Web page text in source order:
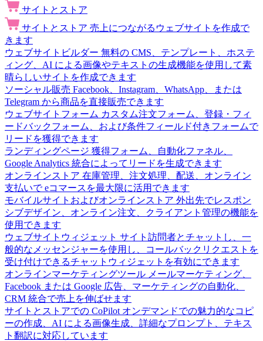
サイトとストア
サイトとストア 売上につながるウェブサイトを作成で
きます
ウェブサイトビルダー 無料の CMS、テンプレート、ホステ
ィング、AI による画像やテキストの生成機能を使用して素
晴らしいサイトを作成できます
ソーシャル販売 Facebook、Instagram、WhatsApp、または
Telegram から商品を直接販売できます
ウェブサイトフォーム カスタム注文フォーム、登録・フィ
ードバックフォーム、および条件フィールド付きフォームで
リードを獲得できます
ランディングページ 獲得フォーム、自動化ファネル、
Google Analytics 統合によってリードを生成できます
オンラインストア 在庫管理、注文処理、配送、オンライン
支払いで eコマースを最大限に活用できます
モバイルサイトおよびオンラインストア 外出先でレスポン
シブデザイン、オンライン注文、クライアント管理の機能を
使用できます
ウェブサイトウィジェット サイト訪問者とチャットし、一
般的なメッセンジャーを使用し、コールバックリクエストを
受け付けできるチャットウィジェットを有効にできます
オンラインマーケティングツール メールマーケティング、
Facebook または Google 広告、マーケティングの自動化、
CRM 統合で売上を伸ばせます
サイトとストアでの CoPilot オンデマンドでの魅力的なコピ
ーの作成、AI による画像生成、詳細なプロンプト、テキス
ト翻訳に対応しています